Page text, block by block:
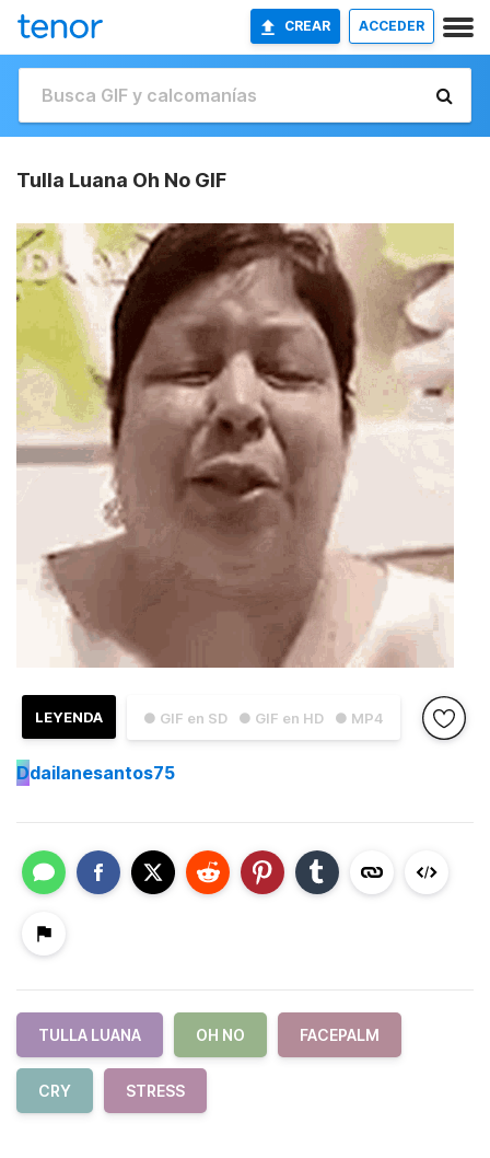
CREAR ACCEDER
Tulla Luana Oh No GIF
● GIF en SD ● GIF en HD ● MP4
LEYENDA
Ddailanesantos75
TULLA LUANA OH NO FACEPALM
CRY STRESS